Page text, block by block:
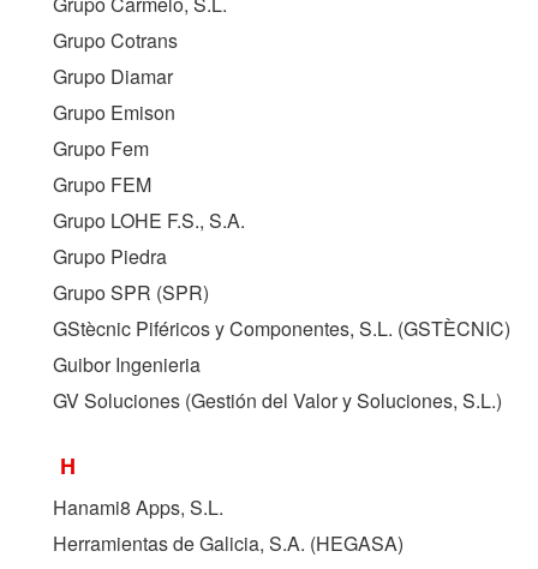
Grupo Cotrans
Grupo Diamar
Grupo Emison
Grupo Fem
Grupo FEM
Grupo LOHE F.S., S.A.
Grupo Piedra
Grupo SPR (SPR)
GStècnic Piféricos y Componentes, S.L. (GSTÈCNIC)
Guibor Ingenieria
GV Soluciones (Gestión del Valor y Soluciones, S.L.)
H
Hanami8 Apps, S.L.
Herramientas de Galicia, S.A. (HEGASA)